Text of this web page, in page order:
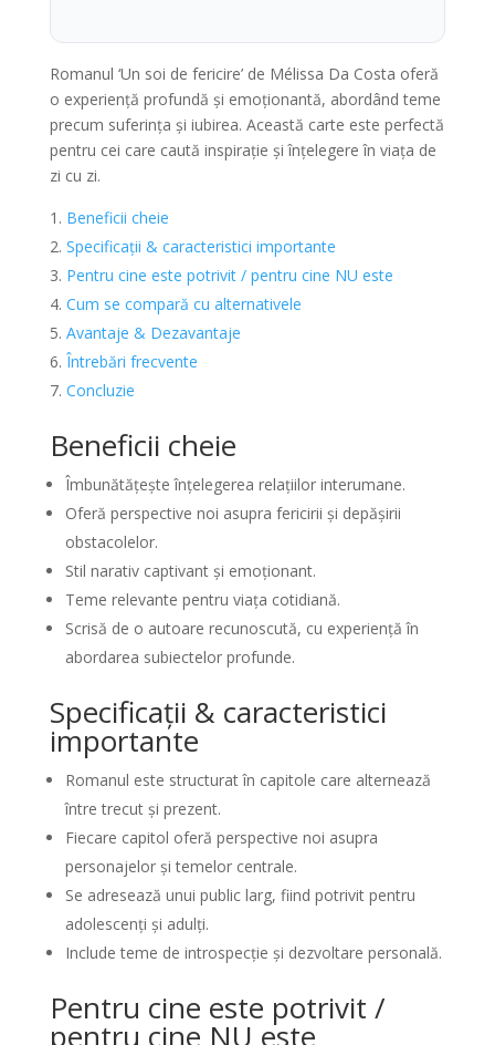
Romanul ‘Un soi de fericire’ de Mélissa Da Costa oferă
o experiență profundă și emoționantă, abordând teme
precum suferința și iubirea. Această carte este perfectă
pentru cei care caută inspirație și înțelegere în viața de
zi cu zi.
Beneficii cheie
Specificații & caracteristici importante
Pentru cine este potrivit / pentru cine NU este
Cum se compară cu alternativele
Avantaje & Dezavantaje
Întrebări frecvente
Concluzie
Beneficii cheie
Îmbunătățește înțelegerea relațiilor interumane.
Oferă perspective noi asupra fericirii și depășirii
obstacolelor.
Stil narativ captivant și emoționant.
Teme relevante pentru viața cotidiană.
Scrisă de o autoare recunoscută, cu experiență în
abordarea subiectelor profunde.
Specificații & caracteristici
importante
Romanul este structurat în capitole care alternează
între trecut și prezent.
Fiecare capitol oferă perspective noi asupra
personajelor și temelor centrale.
Se adresează unui public larg, fiind potrivit pentru
adolescenți și adulți.
Include teme de introspecție și dezvoltare personală.
Pentru cine este potrivit /
pentru cine NU este